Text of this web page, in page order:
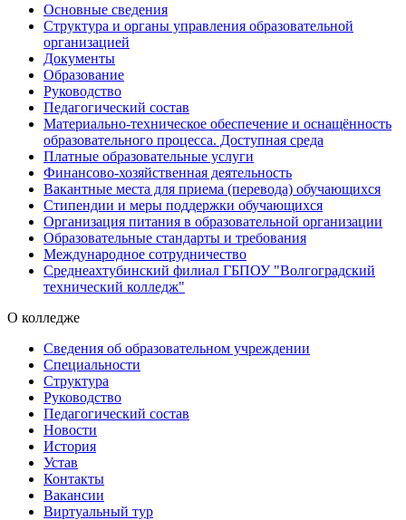
Основные сведения
Структура и органы управления образовательной
организацией
Документы
Образование
Руководство
Педагогический состав
Материально-техническое обеспечение и оснащённость
образовательного процесса. Доступная среда
Платные образовательные услуги
Финансово-хозяйственная деятельность
Вакантные места для приема (перевода) обучающихся
Стипендии и меры поддержки обучающихся
Организация питания в образовательной организации
Образовательные стандарты и требования
Международное сотрудничество
Среднеахтубинский филиал ГБПОУ "Волгоградский
технический колледж"
О колледже
Сведения об образовательном учреждении
Специальности
Структура
Руководство
Педагогический состав
Новости
История
Устав
Контакты
Вакансии
Виртуальный тур